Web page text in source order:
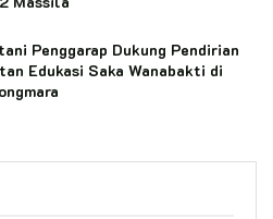
kak Dr Raihanatu Binqalbi
001 Universitas Lancang Kuning
Unri kak Rafmainis SPd,
Penggarap Dukung Pendirian
Edukasi Saka Wanabakti di